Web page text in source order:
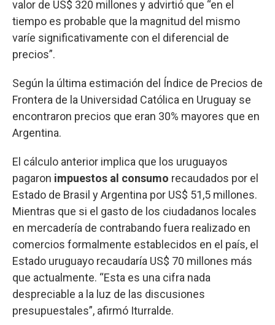
valor de US$ 320 millones y advirtió que “en el
tiempo es probable que la magnitud del mismo
varíe significativamente con el diferencial de
precios”.
Según la última estimación del Índice de Precios de
Frontera de la Universidad Católica en Uruguay se
encontraron precios que eran 30% mayores que en
Argentina.
El cálculo anterior implica que los uruguayos
pagaron impuestos al consumo recaudados por el
Estado de Brasil y Argentina por US$ 51,5 millones.
Mientras que si el gasto de los ciudadanos locales
en mercadería de contrabando fuera realizado en
comercios formalmente establecidos en el país, el
Estado uruguayo recaudaría US$ 70 millones más
que actualmente. “Esta es una cifra nada
despreciable a la luz de las discusiones
presupuestales”, afirmó Iturralde.